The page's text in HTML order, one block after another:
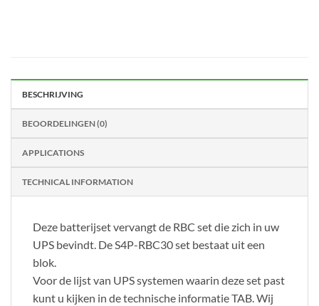
BESCHRIJVING
BEOORDELINGEN (0)
APPLICATIONS
TECHNICAL INFORMATION
Deze batterijset vervangt de RBC set die zich in uw
UPS bevindt. De S4P-RBC30 set bestaat uit een
blok.
Voor de lijst van UPS systemen waarin deze set past
kunt u kijken in de technische informatie TAB. Wij